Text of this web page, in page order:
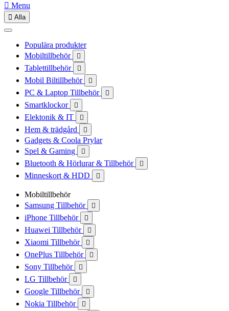
 Menu
 Alla
Populära produkter
Mobiltillbehör

Tablettillbehör 
Mobil Biltillbehör 
PC & Laptop Tillbehör 
Smartklockor 
Elektonik & IT 
Hem & trädgård 
Gadgets & Coola Prylar
Spel & Gaming

Bluetooth & Hörlurar & Tillbehör 
Minneskort & HDD 
Mobiltillbehör
Samsung Tillbehör

iPhone Tillbehör 
Huawei Tillbehör 
Xiaomi Tillbehör 
OnePlus Tillbehör 
Sony Tillbehör 
LG Tillbehör 
Google Tillbehör 
Nokia Tillbehör 